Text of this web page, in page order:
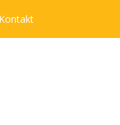
Kontakt